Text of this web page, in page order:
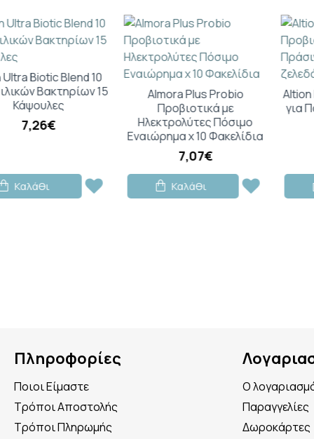
Almora Plus Probio
Προβιοτικά με
Ηλεκτρολύτες Πόσιμο
Εναιώρημα x 10 Φακελίδια
Καλάθι
Altion Lacticus Προβιοτικά
για Παιδιά Πράσινο Μήλο
60 ζελεδάκια
13,72€
Καλάθι
Πληροφορίες
Ποιοι Είμαστε
Τρόποι Αποστολής
Τρόποι Πληρωμής
Ο
Παραγγελίες
Δωροκάρτες